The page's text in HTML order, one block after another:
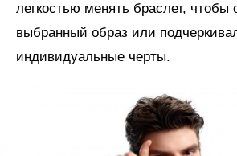
легкостью менять браслет, чтобы
выбранный образ или
индивидуальные черты.